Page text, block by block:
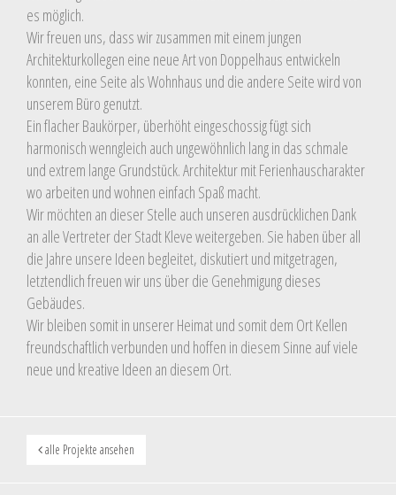
es möglich.
Wir freuen uns, dass wir zusammen mit einem jungen
Architekturkollegen eine neue Art von Doppelhaus entwickeln
konnten, eine Seite als Wohnhaus und die andere Seite wird von
unserem Büro genutzt.
Ein flacher Baukörper, überhöht eingeschossig fügt sich
harmonisch wenngleich auch ungewöhnlich lang in das schmale
und extrem lange Grundstück. Architektur mit Ferienhauscharakter
wo arbeiten und wohnen einfach Spaß macht.
Wir möchten an dieser Stelle auch unseren ausdrücklichen Dank
an alle Vertreter der Stadt Kleve weitergeben. Sie haben über all
die Jahre unsere Ideen begleitet, diskutiert und mitgetragen,
letztendlich freuen wir uns über die Genehmigung dieses
Gebäudes.
Wir bleiben somit in unserer Heimat und somit dem Ort Kellen
freundschaftlich verbunden und hoffen in diesem Sinne auf viele
neue und kreative Ideen an diesem Ort.
alle Projekte ansehen